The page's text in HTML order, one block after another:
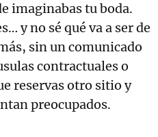
imaginabas tu boda.
y no sé qué va a ser de
sin un comunicado
contractuales o
reservas otro sitio y
preocupados.